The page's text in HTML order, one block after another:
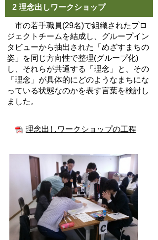
2 理念出しワークショップ
市の若手職員(29名)で組織されたプロ
ジェクトチームを結成し、グループイン
タビューから抽出された「めざすまちの
姿」を同じ方向性で整理(グループ化)
し、それらが共通する「理念」と、その
「理念」が具体的にどのようなまちにな
っている状態なのかを表す言葉を検討し
ました。
理念出しワークショップの工程